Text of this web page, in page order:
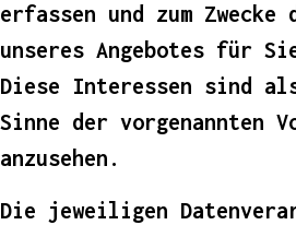
erfassen und zum Zwecke
unseres Angebotes für
Diese Interessen sind
Sinne der vorgenannten
anzusehen.
Die jeweiligen